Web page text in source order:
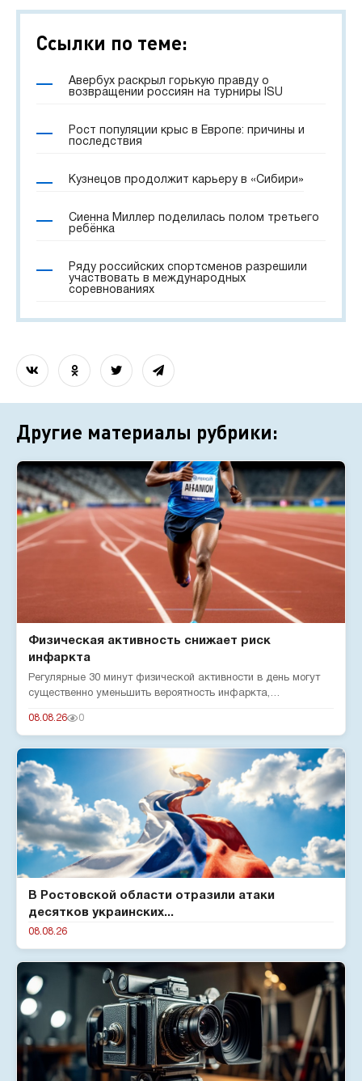
Ссылки по теме:
Авербух раскрыл горькую правду о
возвращении россиян на турниры ISU
Рост популяции крыс в Европе: причины и
последствия
Кузнецов продолжит карьеру в «Сибири»
Сиенна Миллер поделилась полом третьего
ребёнка
Ряду российских спортсменов разрешили
участвовать в международных
соревнованиях
Другие материалы рубрики:
Физическая активность снижает риск
инфаркта
Регулярные 30 минут физической активности в день могут
существенно уменьшить вероятность инфаркта,
08.08.26 0
В Ростовской области отразили атаки
десятков украинских...
08.08.26